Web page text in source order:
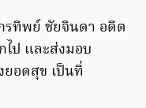
ทิพย์ ชัยจินดา อดีต
ไป และส่งมอบ
อดสุข เป็นที่